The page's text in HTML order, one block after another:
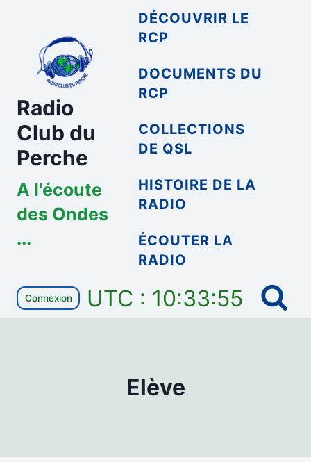
contenu
Radio
Club du
Perche
A l'écoute
des Ondes
...
DÉCOUVRIR LE
RCP
DOCUMENTS DU
RCP
COLLECTIONS
DE QSL
HISTOIRE DE LA
RADIO
ÉCOUTER LA
RADIO
Connexion UTC : 10:33:55
Elève